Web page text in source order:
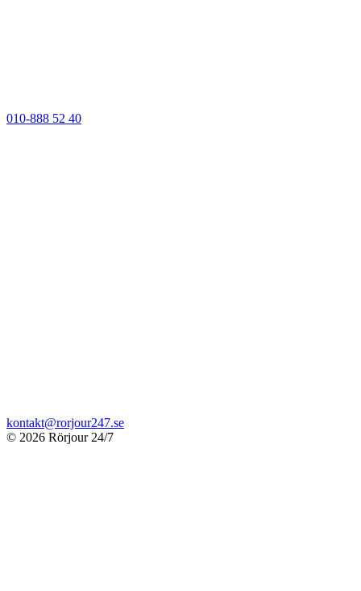
010-888 52 40
kontakt@rorjour247.se
© 2026 Rörjour 24/7